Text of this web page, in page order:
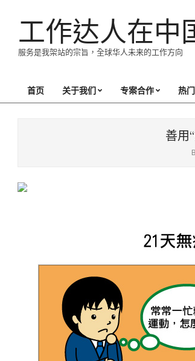
工作达人在中
服务是我架站的宗旨，全球华人未来的工作方向
Primary
首页 关于我们 专案合作 热
善用